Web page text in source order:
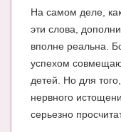
Опросы
НОВОСТИ ЛОПОТУНА
Блог
О проекте
Сотрудничество.
На самом деле,
эти слова,
вполне реальна.
успехом
детей. Но для
нервного
серьезно